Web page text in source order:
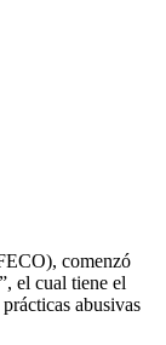
comenzó
el cual tiene el
abusivas